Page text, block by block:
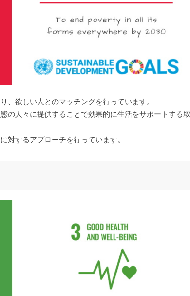
、欲しい人とのマッチングを行っています。
の人々に提供することで効果的に生活をサポートする取
対するアプローチを行っています。